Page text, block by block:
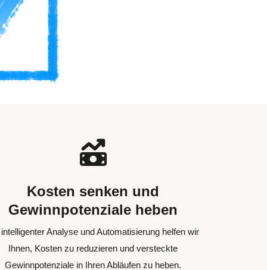
Kosten senken und
Gewinnpotenziale heben
Analyse und Automatisierung helfen wir
Ihnen, Kosten zu reduzieren und versteckte
Gewinnpotenziale in Ihren Abläufen zu heben.